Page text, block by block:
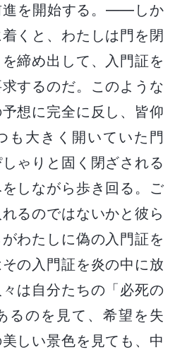
進を開始する。――しか
くと、わたしは門を閉
締め出して、入門証を
するのだ。このような
想に完全に反し、皆仰
も大きく開いていた門
ゃりと固く閉ざされる
しながら歩き回る。ご
るのではないかと彼ら
わたしに偽の入門証を
の入門証を炎の中に放
は自分たちの「必死の
るのを見て、希望を失
しい景色を見ても、中